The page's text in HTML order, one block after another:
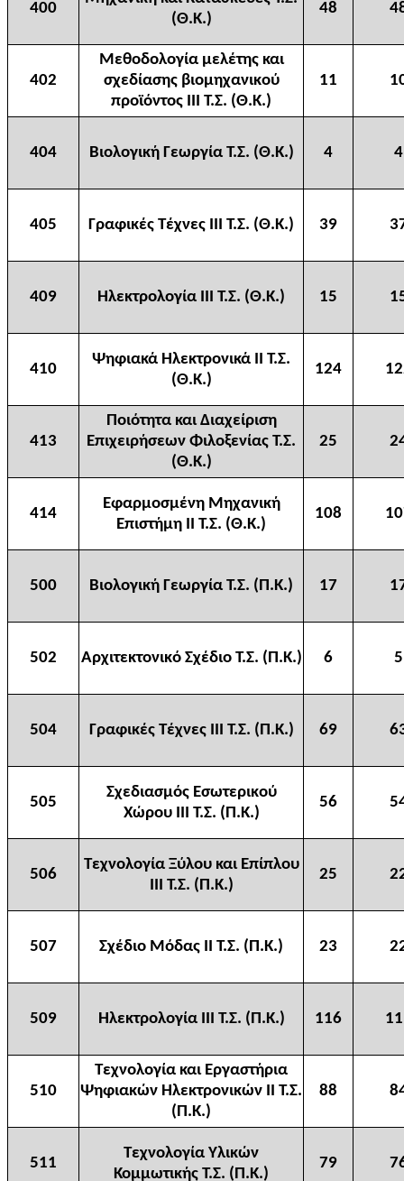
400
(Θ.Κ.)
48
402
Μεθοδολογία μελέτης και
σχεδίασης βιομηχανικού
προϊόντος ΙΙΙ Τ.Σ. (Θ.Κ.)
11
404 Βιολογική Γεωργία Τ.Σ. (Θ.Κ.) 4 4
405 Γραφικές Τέχνες ΙΙΙ Τ.Σ. (Θ.Κ.) 39
409 Ηλεκτρολογία ΙΙΙ Τ.Σ. (Θ.Κ.) 15
410
Ψηφιακά Ηλεκτρονικά ΙΙ Τ.Σ.
(Θ.Κ.)
124
413
Ποιότητα και Διαχείριση
Επιχειρήσεων Φιλοξενίας Τ.Σ.
(Θ.Κ.)
25
414
Εφαρμοσμένη Μηχανική
Επιστήμη ΙΙ Τ.Σ. (Θ.Κ.)
108
500 Βιολογική Γεωργία Τ.Σ. (Π.Κ.) 17
502 Αρχιτεκτονικό Σχέδιο Τ.Σ. (Π.Κ.) 6 5
504 Γραφικές Τέχνες ΙΙΙ Τ.Σ. (Π.Κ.) 69
505
Σχεδιασμός Εσωτερικού
Χώρου ΙΙΙ Τ.Σ. (Π.Κ.)
56
506
Τεχνολογία Ξύλου και Επίπλου
ΙΙΙ Τ.Σ. (Π.Κ.)
25
507 Σχέδιο Μόδας ΙΙ Τ.Σ. (Π.Κ.) 23
509 Ηλεκτρολογία ΙΙΙ Τ.Σ. (Π.Κ.) 116
510
Τεχνολογία και Εργαστήρια
Ψηφιακών Ηλεκτρονικών ΙΙ Τ.Σ.
(Π.Κ.)
88
511
Τεχνολογία Υλικών
Κομμωτικής Τ.Σ. (Π.Κ.)
79